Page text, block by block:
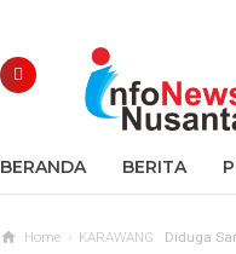
BERANDA BERITA
Home › KARAWANG Diduga